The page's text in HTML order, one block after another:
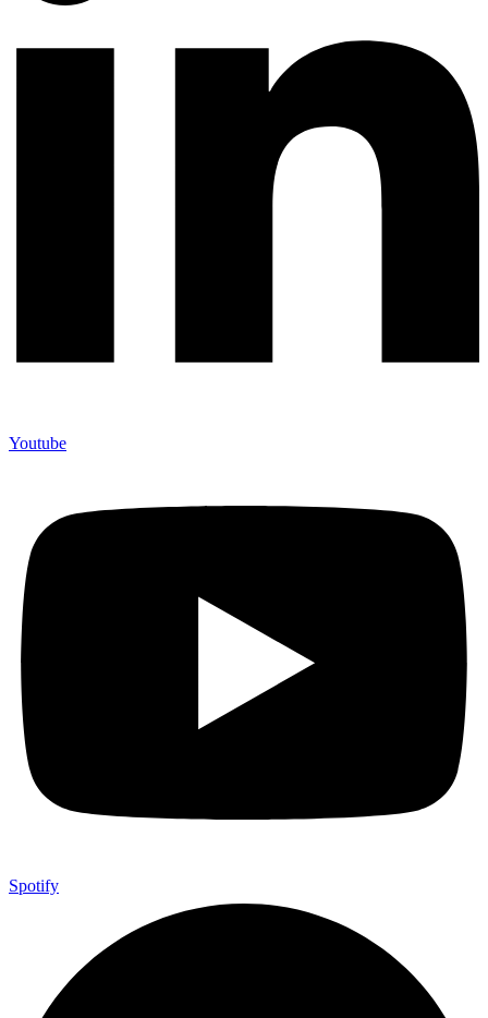
Youtube
Spotify